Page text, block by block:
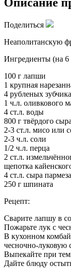
Поделиться
Неаполитанскую
Ингредиенты (на
100 г лапши
1 крупная
4 рубленых
1 ч.л. оливкового
4 ст.л. воды
800 г твёрдого
2-3 ст.л. мисо или
2-3 ч.л. соли
1/2 ч.л. перца
2 ст.л.
щепотка
4 ст.л. сыра
250 г шпината
Рецепт:
Сварите лапшу в
Пожарьте лук с
В кухонном
чесночно-луковую
Выпекайте при
Дайте блюду